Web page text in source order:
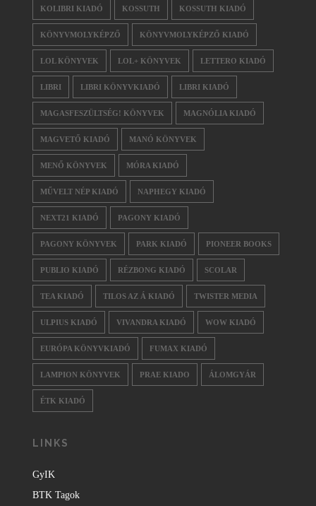
KOLIBRI KIADÓ KOSSUTH KOSSUTH KIADÓ
KÖNYVMOLYKÉPZŐ KÖNYVMOLYKÉPZŐ KIADÓ
LOL KÖNYVEK LOL+ KÖNYVEK LETTERO KIADÓ
LIBRI LIBRI KÖNYVKIADÓ LIBRI KIADÓ
MAGASFESZÜLTSÉG! KÖNYVEK MAGNÓLIA KIADÓ
MAGVETŐ KIADÓ MANÓ KÖNYVEK
MENŐ KÖNYVEK MÓRA KIADÓ
MŰVELT NÉP KIADÓ NAPHEGY KIADÓ
NEXT21 KIADÓ PAGONY KIADÓ
PAGONY KÖNYVEK PARK KIADÓ PIONEER BOOKS
PUBLIO KIADÓ RÉZBONG KIADÓ SCOLAR
TEA KIADÓ TILOS AZ Á KIADÓ TWISTER MEDIA
ULPIUS KIADÓ VIVANDRA KIADÓ WOW KIADÓ
EURÓPA KÖNYVKIADÓ FUMAX KIADÓ
LAMPION KÖNYVEK PRAE KIADO ÁLOMGYÁR
ÉTK KIADÓ
LINKS
GyIK
BTK Tagok